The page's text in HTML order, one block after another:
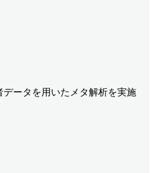
ータを用いたメタ解析を実施